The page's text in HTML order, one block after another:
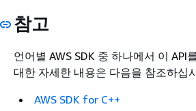
참고
언어별 AWS SDK 중 하나에서 이 API
대한 자세한 내용은 다음을 참조하십
AWS SDK for C++